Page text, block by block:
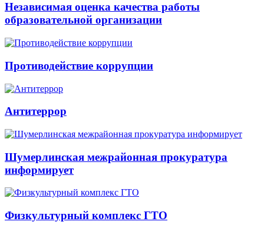
Независимая оценка качества работы
образовательной организации
Противодействие коррупции
Антитеррор
Шумерлинская межрайонная прокуратура
информирует
Физкультурный комплекс ГТО